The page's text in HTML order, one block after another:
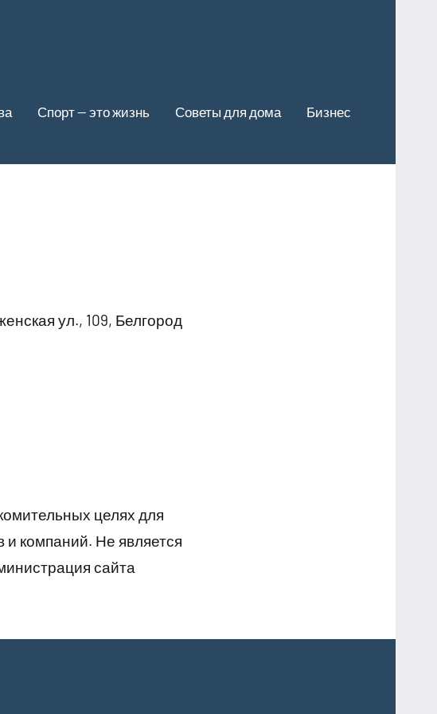
Спорт — это жизнь Советы для дома Бизнес
ул., 109, Белгород
целях для
компаний. Не является
сайта